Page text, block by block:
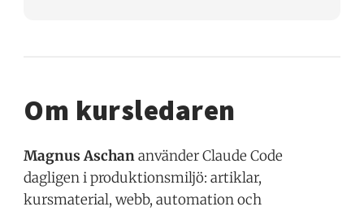
Om kursledaren
Magnus Aschananvänder Claude Code
dagligen i produktionsmiljö: artiklar,
kursmaterial, webb, automation och